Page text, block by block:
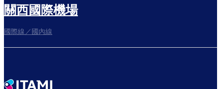
關西國際機場
國際線／國內線